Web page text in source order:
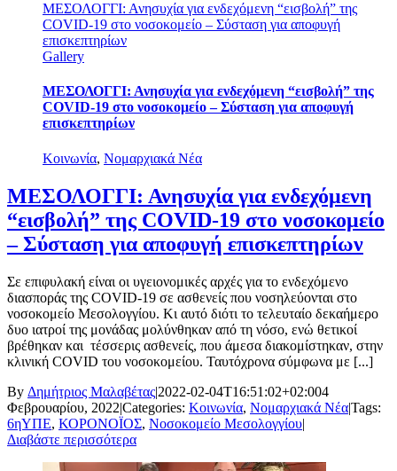
ΜΕΣΟΛΟΓΓΙ: Ανησυχία για ενδεχόμενη “εισβολή” της
COVID-19 στο νοσοκομείο – Σύσταση για αποφυγή
επισκεπτηρίων
Gallery
ΜΕΣΟΛΟΓΓΙ: Ανησυχία για ενδεχόμενη “εισβολή” της
COVID-19 στο νοσοκομείο – Σύσταση για αποφυγή
επισκεπτηρίων
Κοινωνία, Νομαρχιακά Νέα
ΜΕΣΟΛΟΓΓΙ: Ανησυχία για ενδεχόμενη
“εισβολή” της COVID-19 στο νοσοκομείο
– Σύσταση για αποφυγή επισκεπτηρίων
Σε επιφυλακή είναι οι υγειονομικές αρχές για το ενδεχόμενο
διασποράς της COVID-19 σε ασθενείς που νοσηλεύονται στο
νοσοκομείο Μεσολογγίου. Κι αυτό διότι το τελευταίο δεκαήμερο
δυο ιατροί της μονάδας μολύνθηκαν από τη νόσο, ενώ θετικοί
βρέθηκαν και τέσσερις ασθενείς, που άμεσα διακομίστηκαν, στην
κλινική COVID του νοσοκομείου. Ταυτόχρονα σύμφωνα με [...]
By Δημήτριος Μαλαβέτας|2022-02-04T16:51:02+02:004
Φεβρουαρίου, 2022|Categories: Κοινωνία, Νομαρχιακά Νέα|Tags:
6ηΥΠΕ, ΚΟΡΟΝΟΪΟΣ, Νοσοκομείο Μεσολογγίου|
Διαβάστε περισσότερα